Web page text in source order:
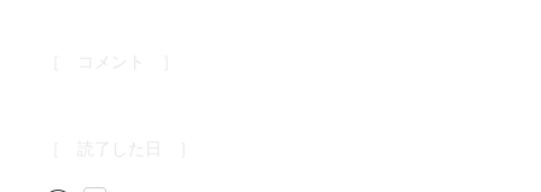
生い立ちの話に、「大いなる遺産」や前の授業で話された
物語だった。彼は私たち村人が経験する世界を、私たちの
［ コメント ］
［ 読了した日 ］